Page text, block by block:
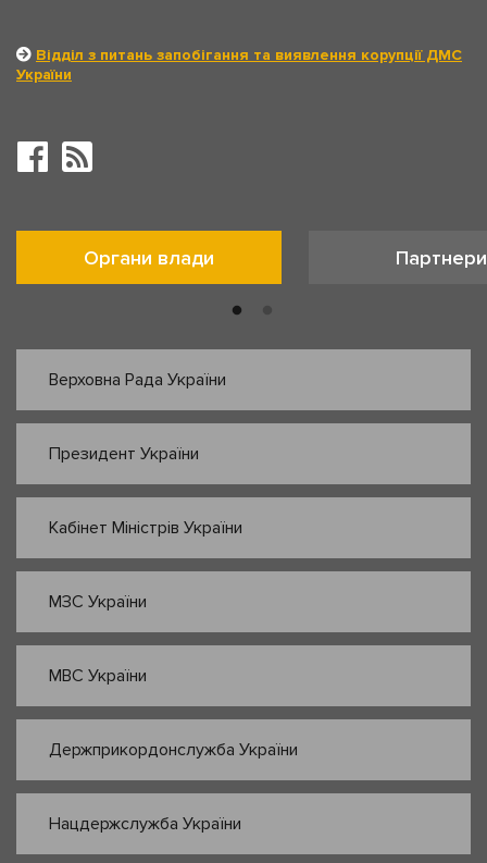
Відділ з питань запобігання та виявлення корупції ДМС
України
Органи влади Партнери
Верховна Рада України
Президент України
Кабінет Міністрів України
МЗС України
МВС України
Держприкордонслужба України
Нацдержслужба України